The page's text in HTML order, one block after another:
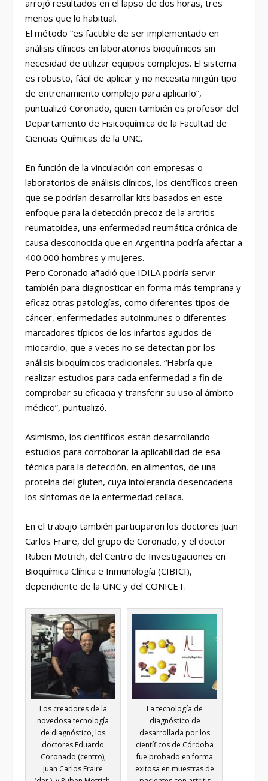
arrojó resultados en el lapso de dos horas, tres
menos que lo habitual.
El método “es factible de ser implementado en
análisis clínicos en laboratorios bioquímicos sin
necesidad de utilizar equipos complejos. El sistema
es robusto, fácil de aplicar y no necesita ningún tipo
de entrenamiento complejo para aplicarlo”,
puntualizó Coronado, quien también es profesor del
Departamento de Fisicoquímica de la Facultad de
Ciencias Químicas de la UNC.
En función de la vinculación con empresas o
laboratorios de análisis clínicos, los científicos creen
que se podrían desarrollar kits basados en este
enfoque para la detección precoz de la artritis
reumatoidea, una enfermedad reumática crónica de
causa desconocida que en Argentina podría afectar a
400.000 hombres y mujeres.
Pero Coronado añadió que IDILA podría servir
también para diagnosticar en forma más temprana y
eficaz otras patologías, como diferentes tipos de
cáncer, enfermedades autoinmunes o diferentes
marcadores típicos de los infartos agudos de
miocardio, que a veces no se detectan por los
análisis bioquímicos tradicionales. “Habría que
realizar estudios para cada enfermedad a fin de
comprobar su eficacia y transferir su uso al ámbito
médico”, puntualizó.
Asimismo, los científicos están desarrollando
estudios para corroborar la aplicabilidad de esa
técnica para la detección, en alimentos, de una
proteína del gluten, cuya intolerancia desencadena
los síntomas de la enfermedad celíaca.
En el trabajo también participaron los doctores Juan
Carlos Fraire, del grupo de Coronado, y el doctor
Ruben Motrich, del Centro de Investigaciones en
Bioquímica Clínica e Inmunología (CIBICI),
dependiente de la UNC y del CONICET.
Los creadores de la
novedosa tecnología
de diagnóstico, los
doctores Eduardo
Coronado (centro),
Juan Carlos Fraire
La tecnología de
diagnóstico de
desarrollada por los
científicos de Córdoba
fue probado en forma
exitosa en muestras de